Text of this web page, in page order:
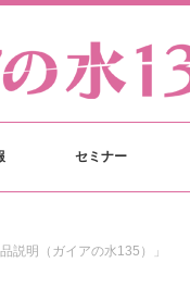
セミナー
説明（ガイアの水135）」